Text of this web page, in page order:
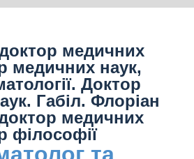
медичних
медичних наук,
Доктор
Габіл. Флоріан
медичних
філософії
та